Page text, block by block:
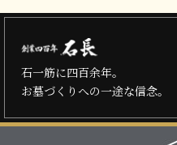
石一筋に四百余年。
お墓づくりへの一途な信念。